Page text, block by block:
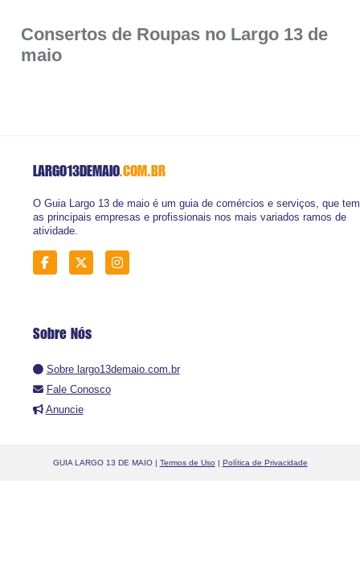
Consertos de Roupas no Largo 13 de
maio
LARGO13DEMAIO.COM.BR
O Guia Largo 13 de maio é um guia de comércios e serviços, que tem
as principais empresas e profissionais nos mais variados ramos de
atividade.
Sobre Nós
Sobre largo13demaio.com.br
Fale Conosco
Anuncie
GUIA LARGO 13 DE MAIO | Termos de Uso | Política de Privacidade